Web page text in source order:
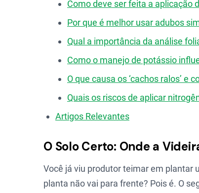
Como deve ser feita a aplicação
Por que é melhor usar adubos
Qual a importância da análise
Como o manejo de potássio
O que causa os ‘cachos ralos’ e
Quais os riscos de aplicar
Artigos Relevantes
O Solo Certo: Onde a
Você já viu produtor teimar em plantar
planta não vai para frente? Pois é. O